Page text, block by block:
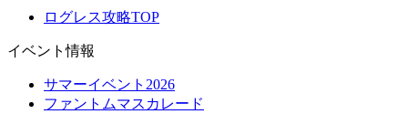
ログレス攻略TOP
イベント情報
サマーイベント2026
ファントムマスカレード